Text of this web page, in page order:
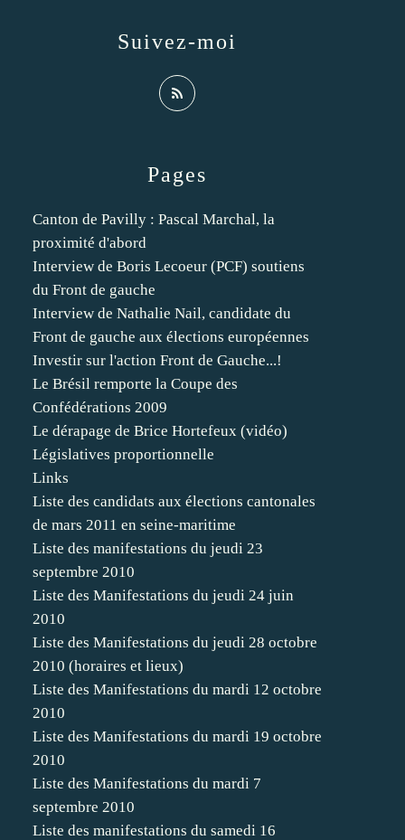
Pages
Canton de Pavilly : Pascal Marchal, la
proximité d'abord
Interview de Boris Lecoeur (PCF) soutiens
du Front de gauche
Interview de Nathalie Nail, candidate du
Front de gauche aux élections européennes
Investir sur l'action Front de Gauche...!
Le Brésil remporte la Coupe des
Confédérations 2009
Le dérapage de Brice Hortefeux (vidéo)
Législatives proportionnelle
Links
Liste des candidats aux élections cantonales
de mars 2011 en seine-maritime
Liste des manifestations du jeudi 23
septembre 2010
Liste des Manifestations du jeudi 24 juin
2010
Liste des Manifestations du jeudi 28 octobre
2010 (horaires et lieux)
Liste des Manifestations du mardi 12 octobre
2010
Liste des Manifestations du mardi 19 octobre
2010
Liste des Manifestations du mardi 7
septembre 2010
Liste des manifestations du samedi 16
Suivez-moi